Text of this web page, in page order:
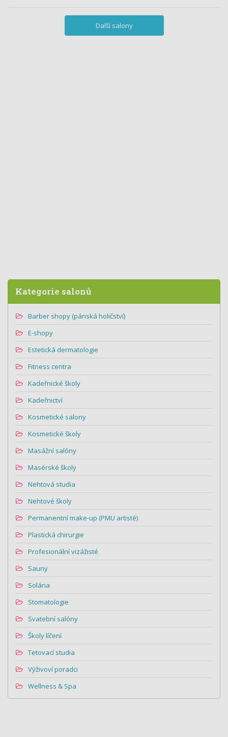
Další salony
Kategorie salonů
Barber shopy (pánská holičství)
E-shopy
Estetická dermatologie
Fitness centra
Kadeřnické školy
Kadeřnictví
Kosmetické salony
Kosmetické školy
Masážní salóny
Masérské školy
Nehtová studia
Nehtové školy
Permanentní make-up (PMU artisté)
Plastická chirurgie
Profesionální vizážisté
Sauny
Solária
Stomatologie
Svatební salóny
Školy líčení
Tetovací studia
Výživoví poradci
Wellness & Spa